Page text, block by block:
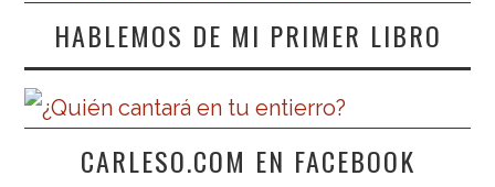
HABLEMOS DE MI PRIMER LIBRO
CARLESO.COM EN FACEBOOK